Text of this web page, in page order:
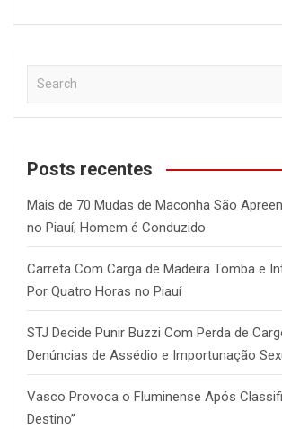
a
c
Posts recentes
Mais de 70 Mudas de Maconha São
no Piauí; Homem é Conduzido
Carreta Com Carga de Madeira Tomba e
Por Quatro Horas no Piauí
STJ Decide Punir Buzzi Com Perda de
Denúncias de Assédio e Importunação
Vasco Provoca o Fluminense Após
Destino”